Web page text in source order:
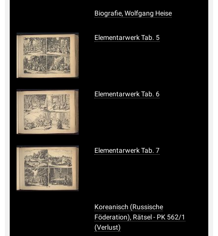
Biografie, Wolfgang Heise
Elementarwerk Tab. 5
Elementarwerk Tab. 6
Elementarwerk Tab. 7
Koreanisch (Russische
Föderation), Rätsel - PK 562/1
(Verlust)